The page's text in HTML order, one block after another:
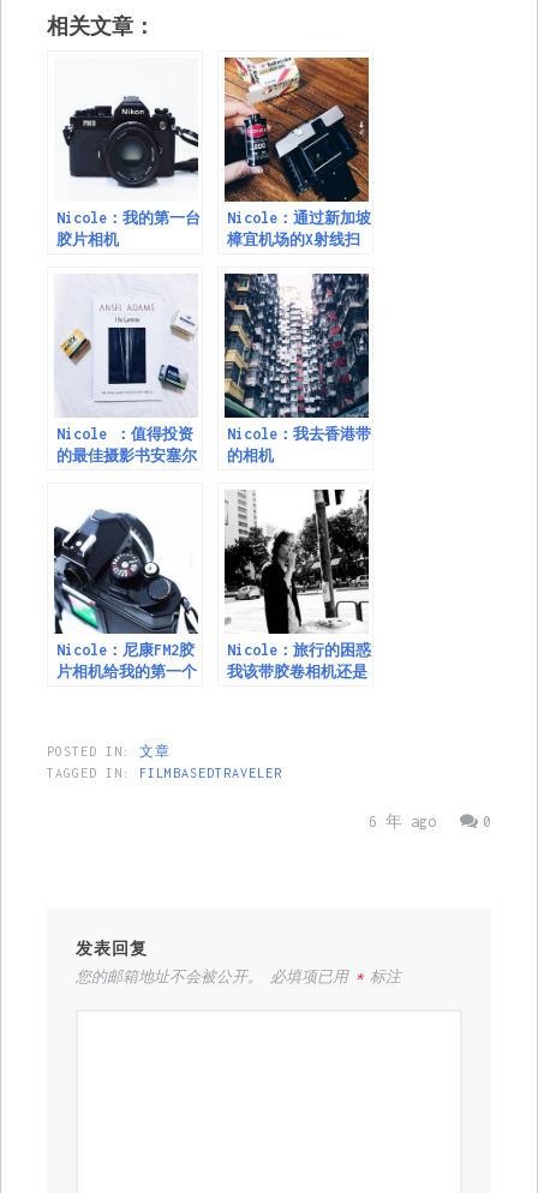
相关文章：
Nicole：我的第一台
胶片相机
Nicole：通过新加坡
樟宜机场的X射线扫
Nicole ：值得投资
的最佳摄影书安塞尔
Nicole：我去香港带
的相机
Nicole：尼康FM2胶
片相机给我的第一个
Nicole：旅行的困惑
我该带胶卷相机还是
POSTED IN: 文章
TAGGED IN: FILMBASEDTRAVELER
0
6 年 ago
发表回复
您的邮箱地址不会被公开。 必填项已用 *标注